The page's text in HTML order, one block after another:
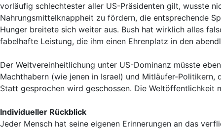
vorläufig schlechtester aller US-Präsidenten gilt, wusste
Nahrungsmittelknappheit zu fördern, die entsprechende
Hunger breitete sich weiter aus. Bush hat wirklich alles
fabelhafte Leistung, die ihm einen Ehrenplatz in den
Der Weltvereinheitlichung unter US-Dominanz müsste
Machthabern (wie jenen in Israel) und Mitläufer-Politikern,
Statt gesprochen wird geschossen. Die Weltöffentlichkeit
Individueller Rückblick
Jeder Mensch hat seine eigenen Erinnerungen an das